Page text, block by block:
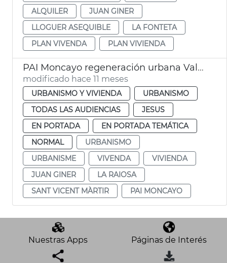
ALQUILER
JUAN GINER
LLOGUER ASEQUIBLE
LA FONTETA
PLAN VIVENDA
PLAN VIVIENDA
PAI Moncayo regeneración urbana València
modificado hace 11 meses
URBANISMO Y VIVIENDA
URBANISMO
TODAS LAS AUDIENCIAS
JESUS
EN PORTADA
EN PORTADA TEMÁTICA
NORMAL
URBANISMO
URBANISME
VIVENDA
VIVIENDA
JUAN GINER
LA RAIOSA
SANT VICENT MÀRTIR
PAI MONCAYO
Nuestras Apps Páginas de Interés